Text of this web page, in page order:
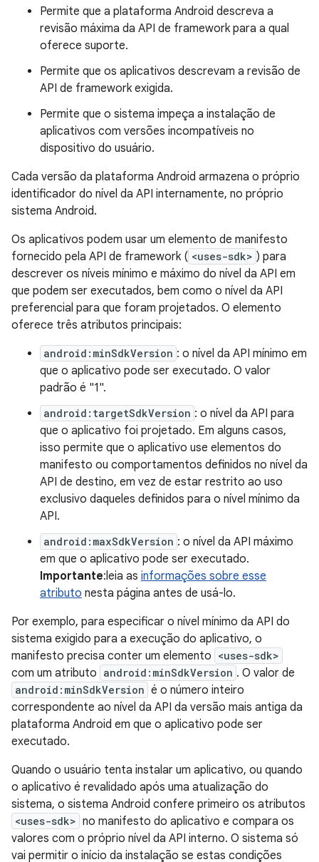
Permite que a plataforma Android descreva a
revisão máxima da API de framework para a qual
oferece suporte.
Permite que os aplicativos descrevam a revisão de
API de framework exigida.
Permite que o sistema impeça a instalação de
aplicativos com versões incompatíveis no
dispositivo do usuário.
Cada versão da plataforma Android armazena o próprio
identificador do nível da API internamente, no próprio
sistema Android.
Os aplicativos podem usar um elemento de manifesto
fornecido pela API de framework ( <uses-sdk> ) para
descrever os níveis mínimo e máximo do nível da API em
que podem ser executados, bem como o nível da API
preferencial para que foram projetados. O elemento
oferece três atributos principais:
android:minSdkVersion : o nível da API mínimo em
que o aplicativo pode ser executado. O valor
padrão é "1".
android:targetSdkVersion : o nível da API para
que o aplicativo foi projetado. Em alguns casos,
isso permite que o aplicativo use elementos do
manifesto ou comportamentos definidos no nível da
API de destino, em vez de estar restrito ao uso
exclusivo daqueles definidos para o nível mínimo da
API.
android:maxSdkVersion : o nível da API máximo
em que o aplicativo pode ser executado.
Importante:leia as informações sobre esse
atributo nesta página antes de usá-lo.
Por exemplo, para especificar o nível mínimo da API do
sistema exigido para a execução do aplicativo, o
manifesto precisa conter um elemento <uses-sdk>
com um atributo android:minSdkVersion . O valor de
android:minSdkVersion é o número inteiro
correspondente ao nível da API da versão mais antiga da
plataforma Android em que o aplicativo pode ser
executado.
Quando o usuário tenta instalar um aplicativo, ou quando
o aplicativo é revalidado após uma atualização do
sistema, o sistema Android confere primeiro os atributos
<uses-sdk> no manifesto do aplicativo e compara os
valores com o próprio nível da API interno. O sistema só
vai permitir o início da instalação se estas condições